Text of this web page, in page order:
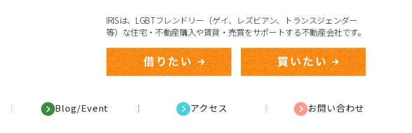
IRISは、LGBTフレンドリー（ゲイ、レズビアン、トランスジェンダー
等）な住宅・不動産購入や賃貸・売買をサポートする不動産会社です。
Blog/Event アクセス お問い合わせ